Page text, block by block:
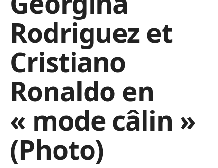
Rodriguez et
Cristiano
Ronaldo en
« mode câlin »
(Photo)